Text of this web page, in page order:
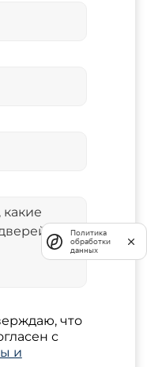
что
с
и
Политика
обработки
данных